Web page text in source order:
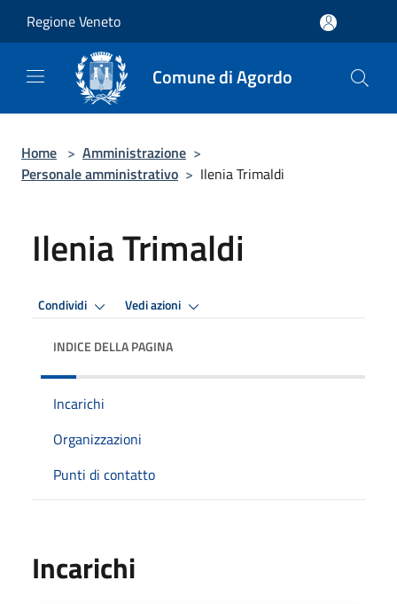
Regione Veneto
Comune di Agordo
Home > Amministrazione >
Personale amministrativo > Ilenia Trimaldi
Ilenia Trimaldi
Condividi Vedi azioni
INDICE DELLA PAGINA
Incarichi
Organizzazioni
Punti di contatto
Incarichi